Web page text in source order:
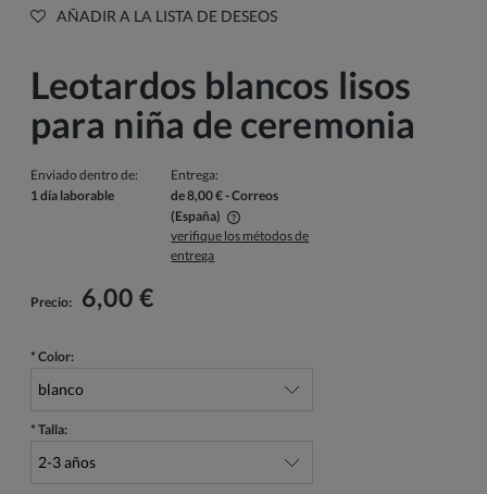
AÑADIR A LA LISTA DE DESEOS
Leotardos blancos lisos
para niña de ceremonia
Enviado dentro de:
1 día laborable
Entrega:
de 8,00 €- Correos
(España)
El precio no incluye los posibles gastos de pago
verifique los métodos de
entrega
Precio: 6,00 €
* Color:
* Talla: